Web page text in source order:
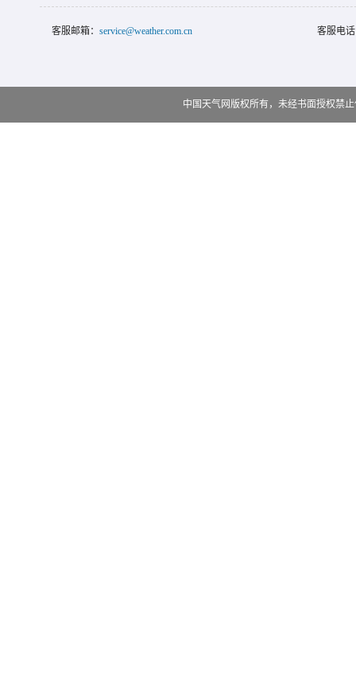
客服邮箱： service@weather.com.cn 客服电
中国天气网版权所有，未经书面授权